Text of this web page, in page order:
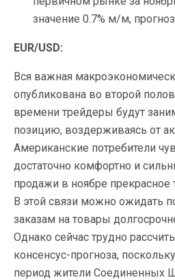
значение 0.7% м/м,
EUR/USD:
Вся важная
опубликована во второй
времени трейдеры будут
позицию, воздерживаясь от
Американские потребители
достаточно комфортно и
продажи в ноябре
В этой связи можно ожидать
заказам на товары
Однако сейчас трудно
консенсус-прогноза,
период жители Соединенных